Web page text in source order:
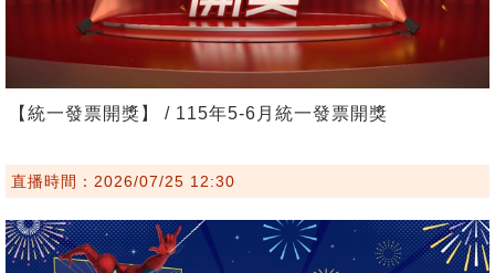
【統一發票開獎】 / 115年5-6月統一發票開獎
直播時間：2026/07/25 12:30